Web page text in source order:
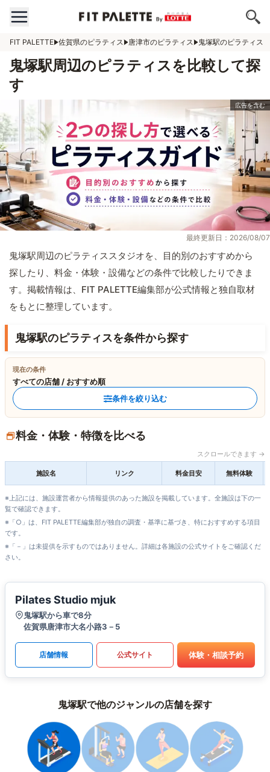
FIT PALETTE 佐賀県のピラティス 唐津市のピラティス 鬼塚駅のピラティス
鬼塚駅周辺のピラティスを比較して探
す
最終更新日：2026/08/07
鬼塚駅周辺のピラティススタジオを、目的別のおすすめから
探したり、料金・体験・設備などの条件で比較したりできま
す。掲載情報は、FIT PALETTE編集部が公式情報と独自取材
をもとに整理しています。
鬼塚駅のピラティスを条件から探す
現在の条件
すべての店舗 / おすすめ順
条件を絞り込む
料金・体験・特徴を比べる
スクロールできます →
施設名 リンク 料金目安 無料体験
※上記には、施設運営者から情報提供のあった施設を掲載しています。全施設は下の一
覧で確認できます。
※「○」は、FIT PALETTE編集部が独自の調査・基準に基づき、特におすすめする項目
です。
※「－」は未提供を示すものではありません。詳細は各施設の公式サイトをご確認くだ
さい。
Pilates Studio mjuk
鬼塚駅から車で8分
佐賀県唐津市大名小路3－5
店舗情報 公式サイト 体験・相談予約
鬼塚駅で他のジャンルの店舗を探す